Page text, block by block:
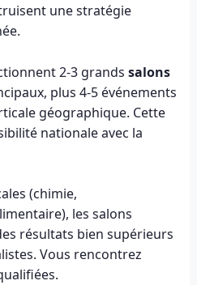
une stratégie
2-3 grands salons
plus 4-5 événements
géographique. Cette
nationale avec la
(chimie,
les salons
résultats bien supérieurs
Vous rencontrez